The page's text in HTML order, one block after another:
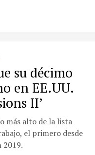
su décimo
en EE.UU.
II’
más alto de la lista
el primero desde
2019.